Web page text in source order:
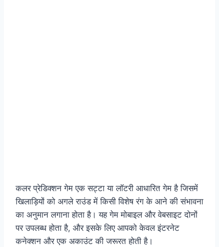
कलर प्रेडिक्शन गेम एक सट्टा या लॉटरी आधारित गेम है जिसमें
खिलाड़ियों को अगले राउंड में किसी विशेष रंग के आने की संभावना
का अनुमान लगाना होता है। यह गेम मोबाइल और वेबसाइट दोनों
पर उपलब्ध होता है, और इसके लिए आपको केवल इंटरनेट
कनेक्शन और एक अकाउंट की जरूरत होती है।